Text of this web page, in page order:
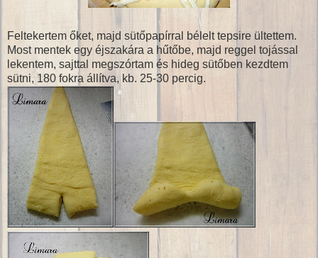
Feltekertem őket, majd sütőpapírral bélelt tepsire ültettem.
Most mentek egy éjszakára a hűtőbe, majd reggel tojással
lekentem, sajttal megszórtam és hideg sütőben kezdtem
sütni, 180 fokra állítva, kb. 25-30 percig.